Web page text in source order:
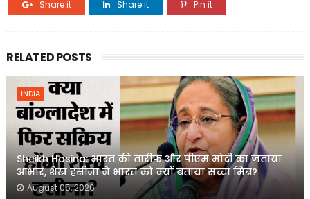
Share it Share it Pin it
RELATED POSTS
INDIA
Sheikh Hasina: भारत की तारीफ और पीएम मोदी का जताया
आभार, शेख हसीना ने भारत को क्यों बताया सच्चा मित्र?
August 05, 2026